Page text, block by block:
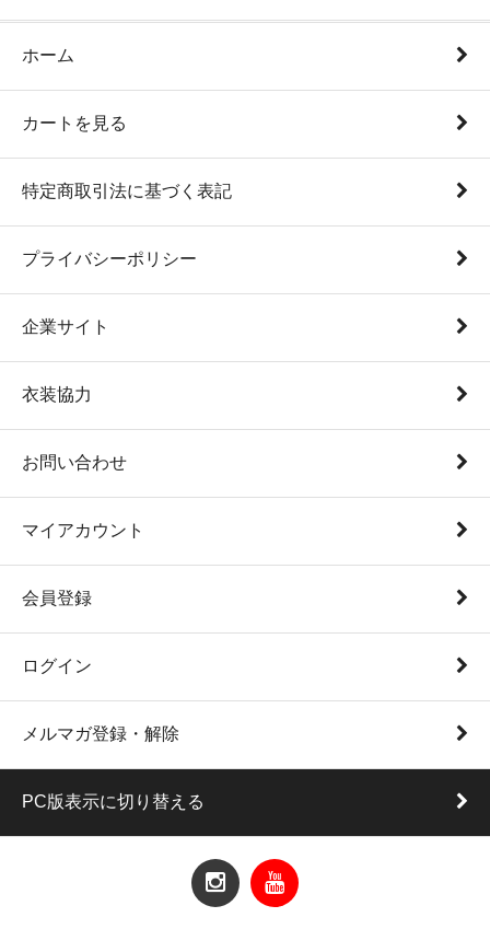
ホーム
カートを見る
特定商取引法に基づく表記
プライバシーポリシー
企業サイト
衣装協力
お問い合わせ
マイアカウント
会員登録
ログイン
メルマガ登録・解除
PC版表示に切り替える